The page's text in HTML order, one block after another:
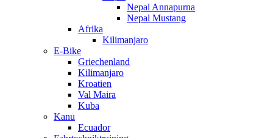
Nepal Annapurna
Nepal Mustang
Afrika
Kilimanjaro
E-Bike
Griechenland
Kilimanjaro
Kroatien
Val Maira
Kuba
Kanu
Ecuador